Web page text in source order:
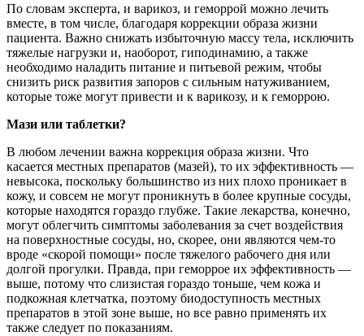
По словам эксперта, и варикоз, и геморрой можно лечить
вместе, в том числе, благодаря коррекции образа жизни
пациента. Важно снижать избыточную массу тела, исключить
тяжелые нагрузки и, наоборот, гиподинамию, а также
необходимо наладить питание и питьевой режим, чтобы
снизить риск развития запоров с сильным натуживанием,
которые тоже могут привести и к варикозу, и к геморрою.
Мази или таблетки?
В любом лечении важна коррекция образа жизни. Что
касается местных препаратов (мазей), то их эффективность —
невысока, поскольку большинство из них плохо проникает в
кожу, и совсем не могут проникнуть в более крупные сосуды,
которые находятся гораздо глубже. Такие лекарства, конечно,
могут облегчить симптомы заболевания за счет воздействия
на поверхностные сосуды, но, скорее, они являются чем-то
вроде «скорой помощи» после тяжелого рабочего дня или
долгой прогулки. Правда, при геморрое их эффективность —
выше, потому что слизистая гораздо тоньше, чем кожа и
подкожная клетчатка, поэтому биодоступность местных
препаратов в этой зоне выше, но все равно применять их
также следует по показаниям.